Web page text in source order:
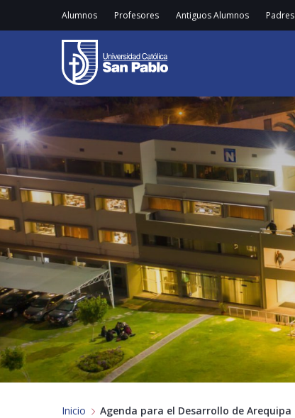
Alumnos Profesores Antiguos Alumnos Padres
Inicio Agenda para el Desarrollo de Arequipa